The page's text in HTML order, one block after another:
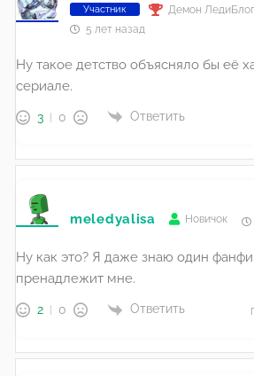
Участник
Демон
5 лет назад
Ну такое детство объясняло бы её
сериале.
3 0 Ответить
meledyalisa Новичок
Ну как это? Я даже знаю один
пренадлежит мне.
2 0 Ответить